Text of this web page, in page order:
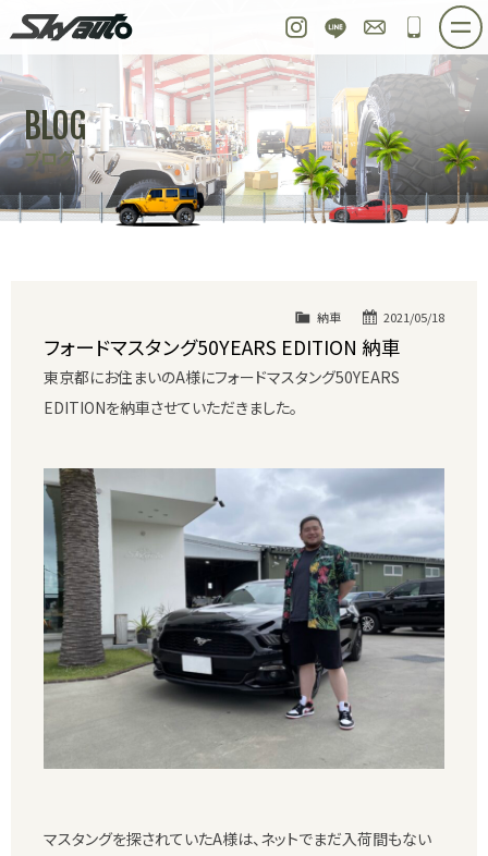
Instagram
LINE お問い合わせ
048-
ホーム 在庫車情報 ご購入プラン
整備作業実例 パーツ販売 買取＆オーダー
店舗紹介 工場紹介 会社概要
スタッフ紹介 求人情報 公式ブログ
BLOG
ブログ
2021/05/18
納車
フォードマスタング50YEARS EDITION 納車
東京都にお住まいのA様にフォードマスタング50YEARS
EDITIONを納車させていただきました。
マスタングを探されていたA様は、ネットでまだ入荷間もない